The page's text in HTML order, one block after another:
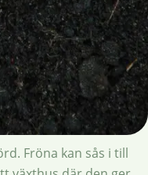
Fröna kan sås i till